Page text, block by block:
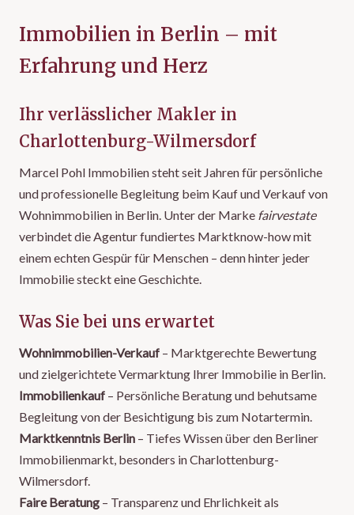
Immobilien in Berlin – mit
Erfahrung und Herz
Ihr verlässlicher Makler in
Charlottenburg-Wilmersdorf
Marcel Pohl Immobilien steht seit Jahren für persönliche
und professionelle Begleitung beim Kauf und Verkauf von
Wohnimmobilien in Berlin. Unter der Marke fairvestate
verbindet die Agentur fundiertes Marktknow-how mit
einem echten Gespür für Menschen – denn hinter jeder
Immobilie steckt eine Geschichte.
Was Sie bei uns erwartet
Wohnimmobilien-Verkauf – Marktgerechte Bewertung
und zielgerichtete Vermarktung Ihrer Immobilie in Berlin.
Immobilienkauf – Persönliche Beratung und behutsame
Begleitung von der Besichtigung bis zum Notartermin.
Marktkenntnis Berlin – Tiefes Wissen über den Berliner
Immobilienmarkt, besonders in Charlottenburg-
Wilmersdorf.
Faire Beratung – Transparenz und Ehrlichkeit als